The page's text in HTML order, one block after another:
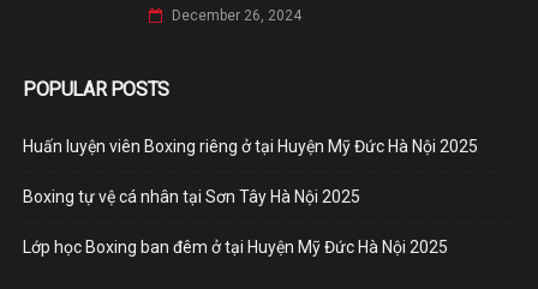
December 26, 2024
POPULAR POSTS
Huấn luyện viên Boxing riêng ở tại Huyện Mỹ Đức Hà Nội 2025
Boxing tự vệ cá nhân tại Sơn Tây Hà Nội 2025
Lớp học Boxing ban đêm ở tại Huyện Mỹ Đức Hà Nội 2025